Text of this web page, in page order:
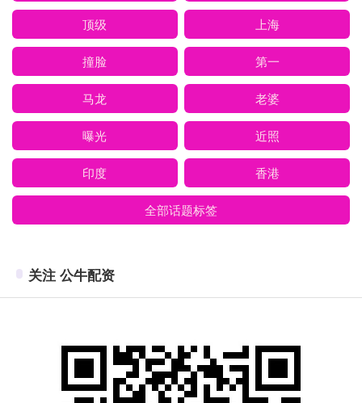
顶级 上海
撞脸 第一
马龙 老婆
曝光 近照
印度 香港
全部话题标签
关注 公牛配资